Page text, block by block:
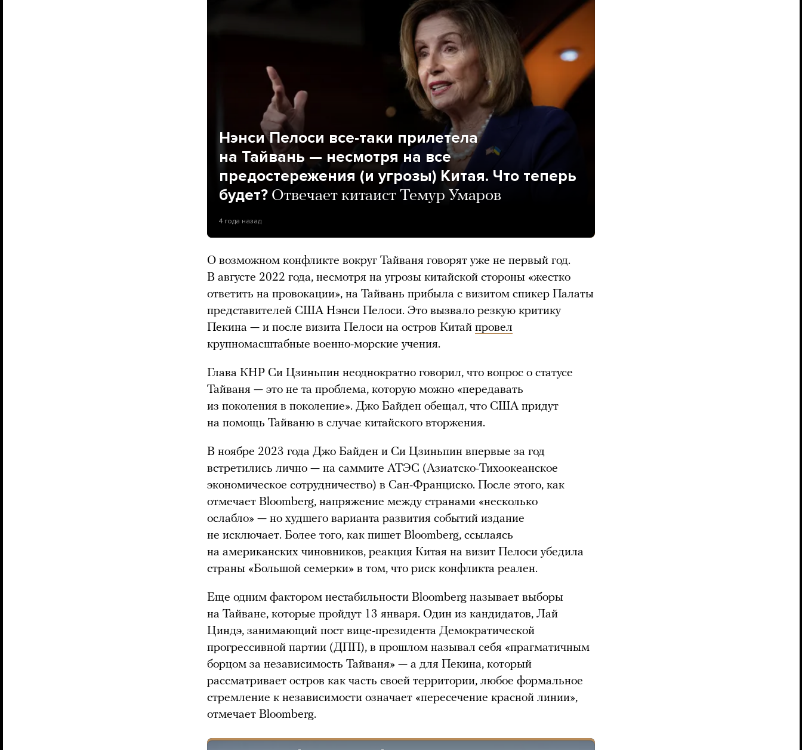
Нэнси Пелоси все-таки прилетела
на Тайвань — несмотря на все
предостережения (и угрозы) Китая. Что теперь
будет? Отвечает китаист Темур Умаров
4 года назад
О возможном конфликте вокруг Тайваня говорят уже не первый год.
В августе 2022 года, несмотря на угрозы китайской стороны «жестко
ответить на провокации», на Тайвань прибыла с визитом спикер Палаты
представителей США Нэнси Пелоси. Это вызвало резкую критику
Пекина — и после визита Пелоси на остров Китай провел
крупномасштабные военно-морские учения.
Глава КНР Си Цзиньпин неоднократно говорил, что вопрос о статусе
Тайваня — это не та проблема, которую можно «передавать
из поколения в поколение». Джо Байден обещал, что США придут
на помощь Тайваню в случае китайского вторжения.
В ноябре 2023 года Джо Байден и Си Цзиньпин впервые за год
встретились лично — на саммите АТЭС (Азиатско-Тихоокеанское
экономическое сотрудничество) в Сан-Франциско. После этого, как
отмечает Bloomberg, напряжение между странами «несколько
ослабло» — но худшего варианта развития событий издание
не исключает. Более того, как пишет Bloomberg, ссылаясь
на американских чиновников, реакция Китая на визит Пелоси убедила
страны «Большой семерки» в том, что риск конфликта реален.
Еще одним фактором нестабильности Bloomberg называет выборы
на Тайване, которые пройдут 13 января. Один из кандидатов, Лай
Циндэ, занимающий пост вице-президента Демократической
прогрессивной партии (ДПП), в прошлом называл себя «прагматичным
борцом за независимость Тайваня» — а для Пекина, который
рассматривает остров как часть своей территории, любое формальное
стремление к независимости означает «пересечение красной линии»,
отмечает Bloomberg.